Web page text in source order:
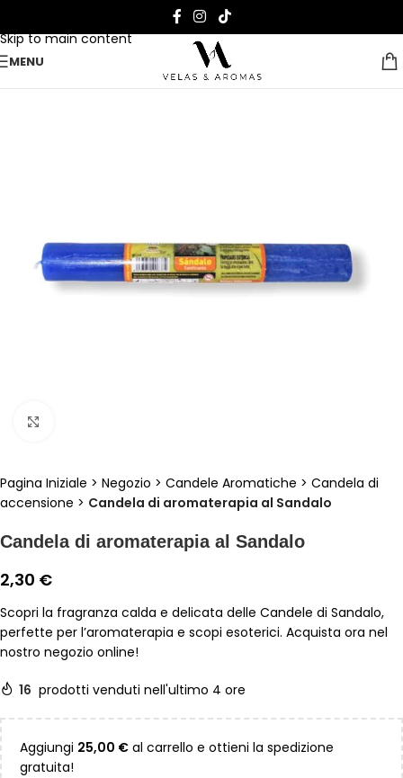
Skip to main content
MENU
Pagina Iniziale > Negozio > Candele Aromatiche > Candela di
accensione > Candela di aromaterapia al Sandalo
Candela di aromaterapia al Sandalo
2,30 €
Scopri la fragranza calda e delicata delle Candele di Sandalo,
perfette per l’aromaterapia e scopi esoterici. Acquista ora nel
nostro negozio online!
16 prodotti venduti nell'ultimo 4 ore
Aggiungi 25,00 € al carrello e ottieni la spedizione
gratuita!